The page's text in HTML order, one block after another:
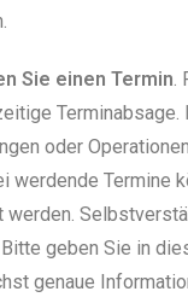
Sie einen Termin.
oder
werdende Termine
Bitte geben Sie in
genaue